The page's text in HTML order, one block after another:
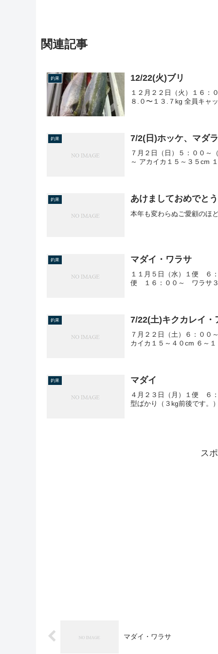
関連記事
釣果 12/22(火)ブリ
１２月２２日（火）１６：
８.０〜１３.７kg 全員キャ
釣果 7/2(日)ホッケ、マダ
７月２日（日）５：００～
～ アカイカ１５～３５cm
釣果 あけましておめでと
本年も変わらぬご愛顧のほ
釣果 マダイ・ワラサ
１１月５日（水）１便 ６
便 １６：００～ ワラサ
釣果 7/22(土)キクカレイ・
７月２２日（土）６：００
カイカ１５～４０cm ６～
釣果 マダイ
４月２３日（月）１便 ６
型ばかり（３kg前後です。
ス
マダイ・ワラサ